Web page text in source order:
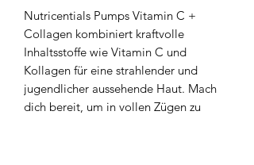
Nutricentials Pumps Vitamin C +
Collagen kombiniert kraftvolle
Inhaltsstoffe wie Vitamin C und
Kollagen für eine strahlender und
jugendlicher aussehende Haut. Mach
dich bereit, um in vollen Zügen zu